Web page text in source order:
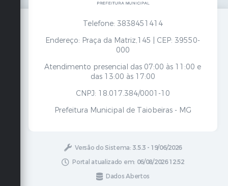
Telefone: 3838451414
Endereço: Praça da Matriz,145 | CEP: 39550-
000
Atendimento presencial das 07:00 às 11:00 e
das 13:00 às 17:00
CNPJ: 18.017.384/0001-10
Prefeitura Municipal de Taiobeiras - MG
Versão do Sistema: 3.5.3 - 19/06/2026
Portal atualizado em: 06/08/2026 12:52
Dados Abertos